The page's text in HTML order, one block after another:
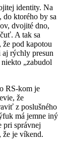
identity. Na
ktorého by sa
dvojité dno,
A tak sa
že pod kapotou
rýchly presun
„zabudol
RS-kom je
že
z poslušného
má jemne iný
pri správnej
že je víkend.